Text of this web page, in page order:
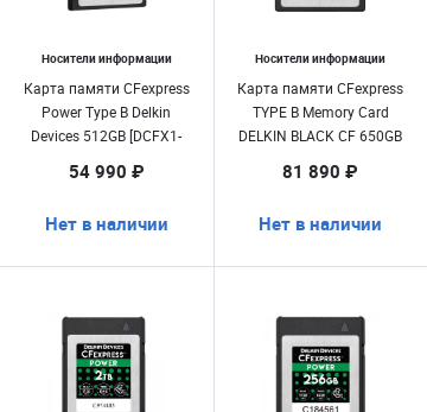
Носители информации
Карта памяти CFexpress
Power Type B Delkin
Devices 512GB [DCFX1-
54 990 ₽
Нет в наличии
Носители информации
Карта памяти CFexpress
TYPE B Memory Card
DELKIN BLACK CF 650GB
81 890 ₽
Нет в наличии